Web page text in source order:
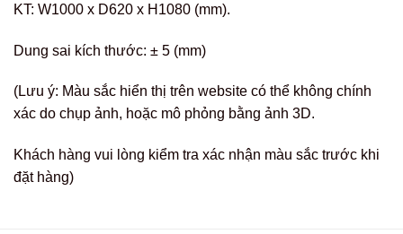
KT: W1000 x D620 x H1080 (mm).
Dung sai kích thước: ± 5 (mm)
(Lưu ý: Màu sắc hiển thị trên website có thể không chính
xác do chụp ảnh, hoặc mô phỏng bằng ảnh 3D.
Khách hàng vui lòng kiểm tra xác nhận màu sắc trước khi
đặt hàng)